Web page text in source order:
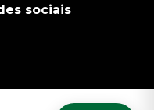
sociais